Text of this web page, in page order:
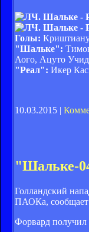
Голы:
"Шальке":
Аого, Ацуто
"Реал": Икер
10.03.2015 |
"Шальке-
Голландский
ПАОКа,
Форвард получил